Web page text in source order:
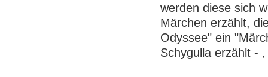
werden diese sich
Märchen erzählt,
Odyssee" ein
Schygulla erzählt -